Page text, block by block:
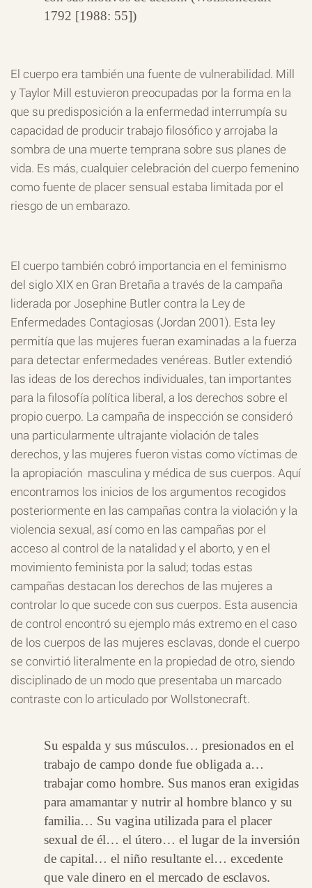
1792 [1988: 55])
El cuerpo era también una fuente de vulnerabilidad. Mill
y Taylor Mill estuvieron preocupadas por la forma en la
que su predisposición a la enfermedad interrumpía su
capacidad de producir trabajo filosófico y arrojaba la
sombra de una muerte temprana sobre sus planes de
vida. Es más, cualquier celebración del cuerpo femenino
como fuente de placer sensual estaba limitada por el
riesgo de un embarazo.
El cuerpo también cobró importancia en el feminismo
del siglo XIX en Gran Bretaña a través de la campaña
liderada por Josephine Butler contra la Ley de
Enfermedades Contagiosas (Jordan 2001). Esta ley
permitía que las mujeres fueran examinadas a la fuerza
para detectar enfermedades venéreas. Butler extendió
las ideas de los derechos individuales, tan importantes
para la filosofía política liberal, a los derechos sobre el
propio cuerpo. La campaña de inspección se consideró
una particularmente ultrajante violación de tales
derechos, y las mujeres fueron vistas como víctimas de
la apropiación masculina y médica de sus cuerpos. Aquí
encontramos los inicios de los argumentos recogidos
posteriormente en las campañas contra la violación y la
violencia sexual, así como en las campañas por el
acceso al control de la natalidad y el aborto, y en el
movimiento feminista por la salud; todas estas
campañas destacan los derechos de las mujeres a
controlar lo que sucede con sus cuerpos. Esta ausencia
de control encontró su ejemplo más extremo en el caso
de los cuerpos de las mujeres esclavas, donde el cuerpo
se convirtió literalmente en la propiedad de otro, siendo
disciplinado de un modo que presentaba un marcado
contraste con lo articulado por Wollstonecraft.
Su espalda y sus músculos… presionados en el
trabajo de campo donde fue obligada a…
trabajar como hombre. Sus manos eran exigidas
para amamantar y nutrir al hombre blanco y su
familia… Su vagina utilizada para el placer
sexual de él… el útero… el lugar de la inversión
de capital… el niño resultante el… excedente
que vale dinero en el mercado de esclavos.